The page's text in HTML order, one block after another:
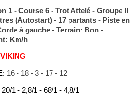
1 - Course 6 - Trot Attelé - Groupe II
(Autostart) - 17 partants - Piste en
à gauche - Terrain: Bon -
Km/h
: 16 - 18 - 3 - 17 - 12
20/1 - 2,8/1 - 68/1 - 4,8/1